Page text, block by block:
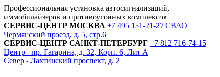
Профессиональная установка автосигнализаций,
иммобилайзеров и противоугонных комплексов
СЕРВИС-ЦЕНТР МОСКВА +7 495 131-21-27 СВАО
Чермянский проезд, д. 5, стр.6
СЕРВИС-ЦЕНТР САНКТ-ПЕТЕРБУРГ +7 812 716-74-15
Центр - пр. Гагарина, д. 32, Корп. 6, Лит А
Север - Лахтинский проспект, д. 2